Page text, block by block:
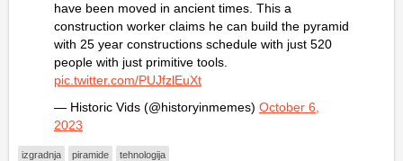
have been moved in ancient times. This a
construction worker claims he can build the pyramid
with 25 year constructions schedule with just 520
people with just primitive tools.
pic.twitter.com/PUJfzlEuXt
— Historic Vids (@historyinmemes) October 6,
2023
izgradnja piramide tehnologija